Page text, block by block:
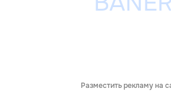
Разместить рекламу на